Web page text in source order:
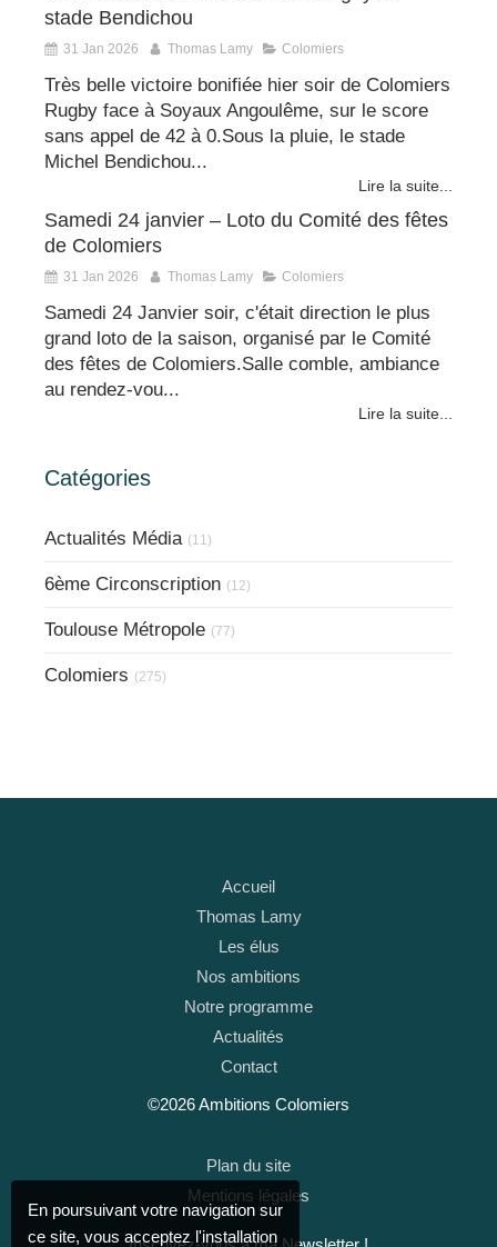
stade Bendichou
31 Jan 2026 Thomas Lamy Colomiers
Très belle victoire bonifiée hier soir de Colomiers
Rugby face à Soyaux Angoulême, sur le score
sans appel de 42 à 0.Sous la pluie, le stade
Michel Bendichou...
Lire la suite...
Samedi 24 janvier – Loto du Comité des fêtes
de Colomiers
31 Jan 2026 Thomas Lamy Colomiers
Samedi 24 Janvier soir, c'était direction le plus
grand loto de la saison, organisé par le Comité
des fêtes de Colomiers.Salle comble, ambiance
au rendez-vou...
Lire la suite...
Catégories
Actualités Média (11)
6ème Circonscription (12)
Toulouse Métropole (77)
Colomiers (275)
Accueil
Thomas Lamy
Les élus
Nos ambitions
Notre programme
Actualités
Contact
©2026 Ambitions Colomiers
Plan du site
Mentions légales
En poursuivant votre navigation sur
ce site, vous acceptez l'installation